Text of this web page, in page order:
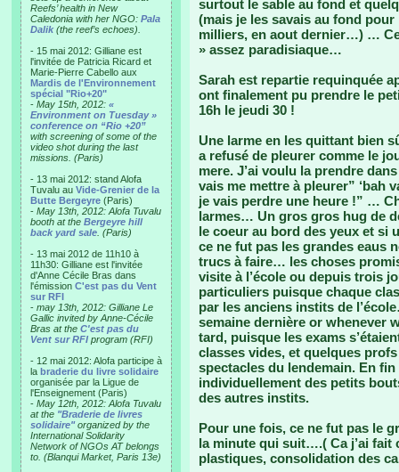
Reefs’ health in New
Caledonia with her NGO: Pala
Dalik (the reef’s echoes).
- 15 mai 2012: Gilliane est
l'invitée de Patricia Ricard et
Marie-Pierre Cabello aux
Mardis de l'Environnement
spécial "Rio+20"
- May 15th, 2012: «
Environment on Tuesday »
conference on “Rio +20”
with screening of some of the
video shot during the last
missions. (Paris)
- 13 mai 2012: stand Alofa
Tuvalu au Vide-Grenier de la
Butte Bergeyre (Paris)
- May 13th, 2012: Alofa Tuvalu
booth at the Bergeyre hill
back yard sale . (Paris)
- 13 mai 2012 de 11h10 à
11h30: Gilliane est l'invitée
d'Anne Cécile Bras dans
l'émission C'est pas du Vent
sur RFI
- may 13th, 2012: Gilliane Le
Gallic invited by Anne-Cécile
Bras at the C'est pas du
Vent sur RFI program (RFI)
- 12 mai 2012: Alofa participe à
la braderie du livre solidaire
organisée par la Ligue de
l'Enseignement (Paris)
- May 12th, 2012: Alofa Tuvalu
at the "Braderie de livres
solidaire"organized by the
International Solidarity
Network of NGOs AT belongs
to. (Blanqui Market, Paris 13e)
surtout le sable au fond et
(mais je les savais au fond
milliers, en aout dernier…) …
» assez paradisiaque…
Sarah est repartie requinquée
ont finalement pu prendre le
16h le jeudi 30 !
Une larme en les quittant bien
a refusé de pleurer comme le
mere. J’ai voulu la prendre
vais me mettre à pleurer” ‘bah
je vais perdre une heure !” …
larmes… Un gros gros hug de
le coeur au bord des yeux et si
ce ne fut pas les grandes eaus
trucs à faire… les choses
visite à l’école ou depuis trois
particuliers puisque chaque
par les anciens instits de
semaine dernière or whenever
tard, puisque les exams
classes vides, et quelques
spectacles du lendemain. En
individuellement des petits
des autres instits.
Pour une fois, ce ne fut pas le
la minute qui suit….( Ca j’ai
plastiques, consolidation des